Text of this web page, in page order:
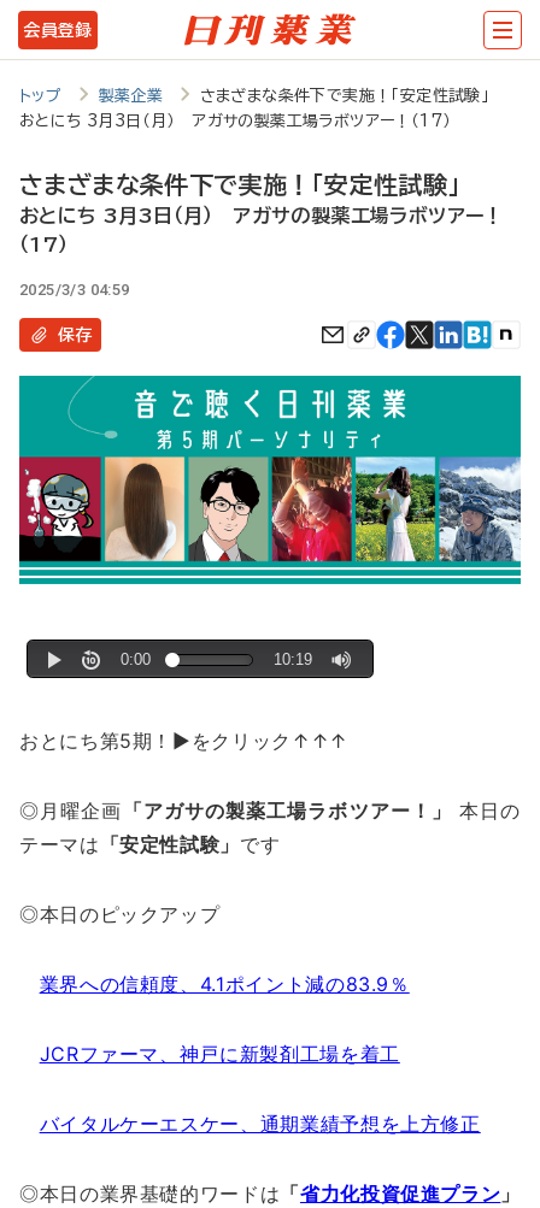
メ
イ
テ
ツ
に
会員登録
トップ 製薬企業
さまざまな条件下で実施！「安定性試験」
おとにち 3月3日（月） アガサの製薬工場ラボツアー！（17）
さまざまな条件下で実施！「安定性試験」
おとにち 3月3日（月） アガサの製薬工場ラボツアー！
（17）
2025/3/3 04:59
保存
おとにち第5期！▶をクリック↑↑↑
◎月曜企画 「アガサの製薬工場ラボツアー！」
本日の
テーマは 「安定性試験」 です
◎本日のピックアップ
業界への信頼度、4.1ポイント減の83.9％
JCRファーマ、神戸に新製剤工場を着工
バイタルケーエスケー、通期業績予想を上方修正
◎本日の業界基礎的ワードは 「省力化投資促進プラン 」